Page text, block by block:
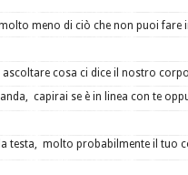
meno di ciò che non puoi fare
ascoltare cosa ci dice il nostro
capirai se è in linea con te
testa, molto probabilmente il tuo